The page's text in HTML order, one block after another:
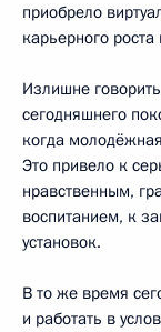
приобрело
карьерного
Излишне
сегодняшнего
когда
Это привело к
нравственным,
воспитанием, к
установок.
В то же время
и работать в